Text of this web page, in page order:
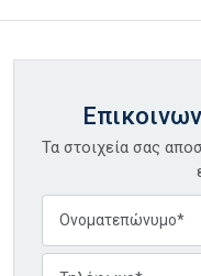
Τα στοιχεία σας